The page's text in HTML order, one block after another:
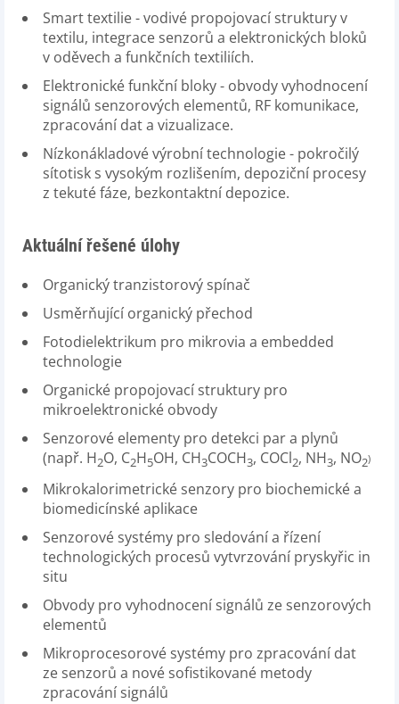
Smart textilie - vodivé propojovací struktury v
textilu, integrace senzorů a elektronických bloků
v oděvech a funkčních textiliích.
Elektronické funkční bloky - obvody vyhodnocení
signálů senzorových elementů, RF komunikace,
zpracování dat a vizualizace.
Nízkonákladové výrobní technologie - pokročilý
sítotisk s vysokým rozlišením, depoziční procesy
z tekuté fáze, bezkontaktní depozice.
Aktuální řešené úlohy
Organický tranzistorový spínač
Usměrňující organický přechod
Fotodielektrikum pro mikrovia a embedded
technologie
Organické propojovací struktury pro
mikroelektronické obvody
Senzorové elementy pro detekci par a plynů
(např. H2O, C2H5OH, CH3COCH3, COCl2, NH3, NO2)
Mikrokalorimetrické senzory pro biochemické a
biomedicínské aplikace
Senzorové systémy pro sledování a řízení
technologických procesů vytvrzování pryskyřic in
situ
Obvody pro vyhodnocení signálů ze senzorových
elementů
Mikroprocesorové systémy pro zpracování dat
ze senzorů a nové sofistikované metody
zpracování signálů